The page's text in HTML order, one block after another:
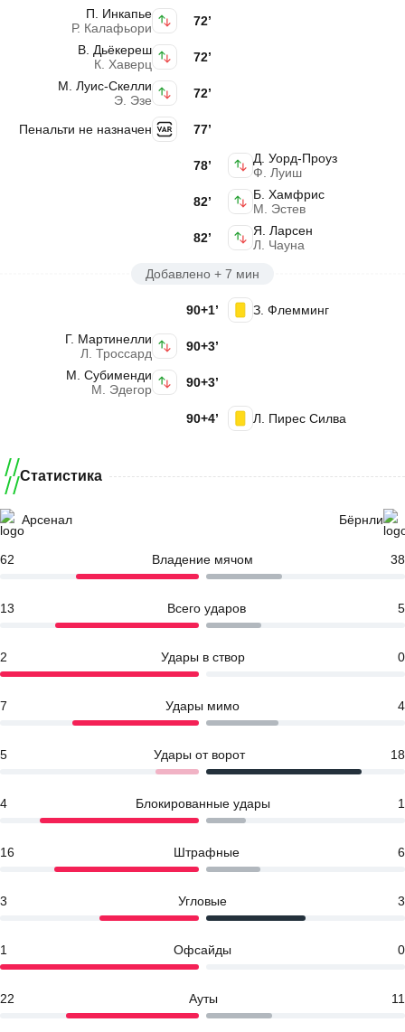
П. Инкапье
Р. Калафьори
72’
В. Дьёкереш
К. Хаверц
72’
М. Луис-Скелли
Э. Эзе
72’
Пенальти не назначен
77’
Д. Уорд-Проуз
Ф. Луиш
78’
Б. Хамфрис
М. Эстев
82’
Я. Ларсен
Л. Чауна
82’
Добавлено + 7 мин
З. Флемминг
90+1’
Г. Мартинелли
Л. Троссард
90+3’
М. Субименди
М. Эдегор
90+3’
Л. Пирес Силва
90+4’
Статистика
Арсенал Бёрнли
62 Владение мячом 38
13 Всего ударов 5
2 Удары в створ 0
7 Удары мимо 4
5 Удары от ворот 18
4 Блокированные удары 1
16 Штрафные 6
3 Угловые 3
1 Офсайды 0
22 Ауты 11